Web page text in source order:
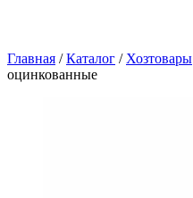
Главная / Каталог / Хозтовары
оцинкованные